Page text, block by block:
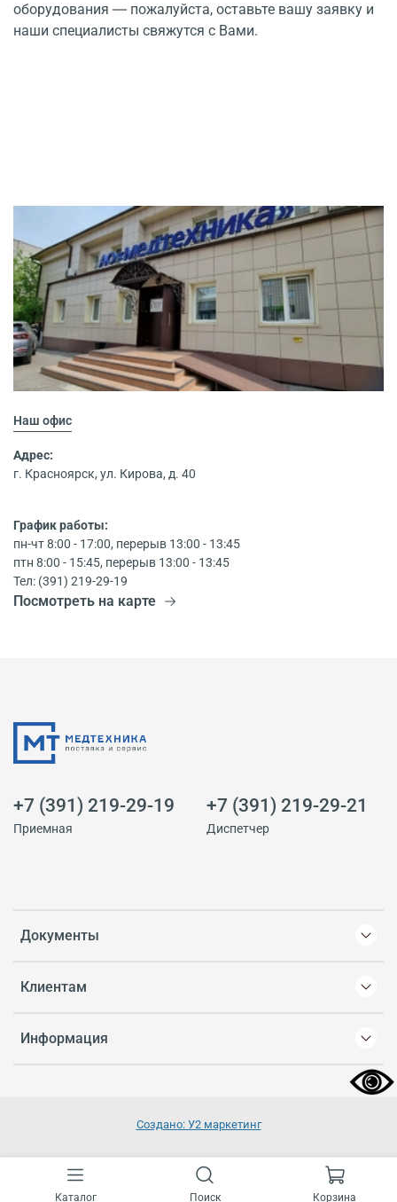
оборудования ― пожалуйста, оставьте вашу заявку и
наши специалисты свяжутся с Вами.
Наш офис
Адрес:
г. Красноярск, ул. Кирова, д. 40
График работы:
пн-чт 8:00 - 17:00, перерыв 13:00 - 13:45
птн 8:00 - 15:45, перерыв 13:00 - 13:45
Тел: (391) 219-29-19
Посмотреть на карте
Документы
Клиентам
Информация
+7 (391) 219-29-19
Приемная
+7 (391) 219-29-21
Диспетчер
Создано: У2 маркетинг
Каталог Поиск Корзина